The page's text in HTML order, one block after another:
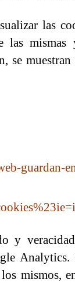
las
las
muestran
guardan-
y
Analytics.
mismos,